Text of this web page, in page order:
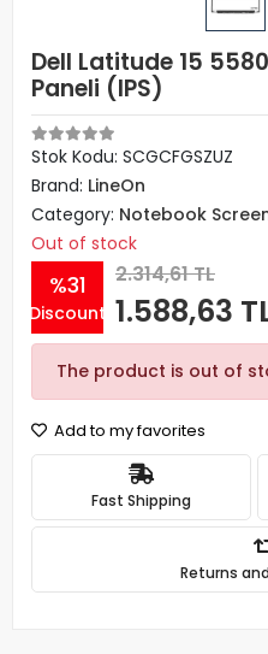
Dell Latitude 15
Paneli (IPS)
Stok Kodu: SCGCFGSZUZ
Brand: LineOn
Category: Notebook
Out of stock
%31
Discount
2.314,61 TL
1.588,63
The product is out of
Add to my favorites
Fast Shipping
Returns